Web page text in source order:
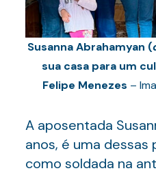
Susanna Abrahamyan (
sua casa para um
Felipe Menezes –
A aposentada
anos, é uma dessas
como soldada na